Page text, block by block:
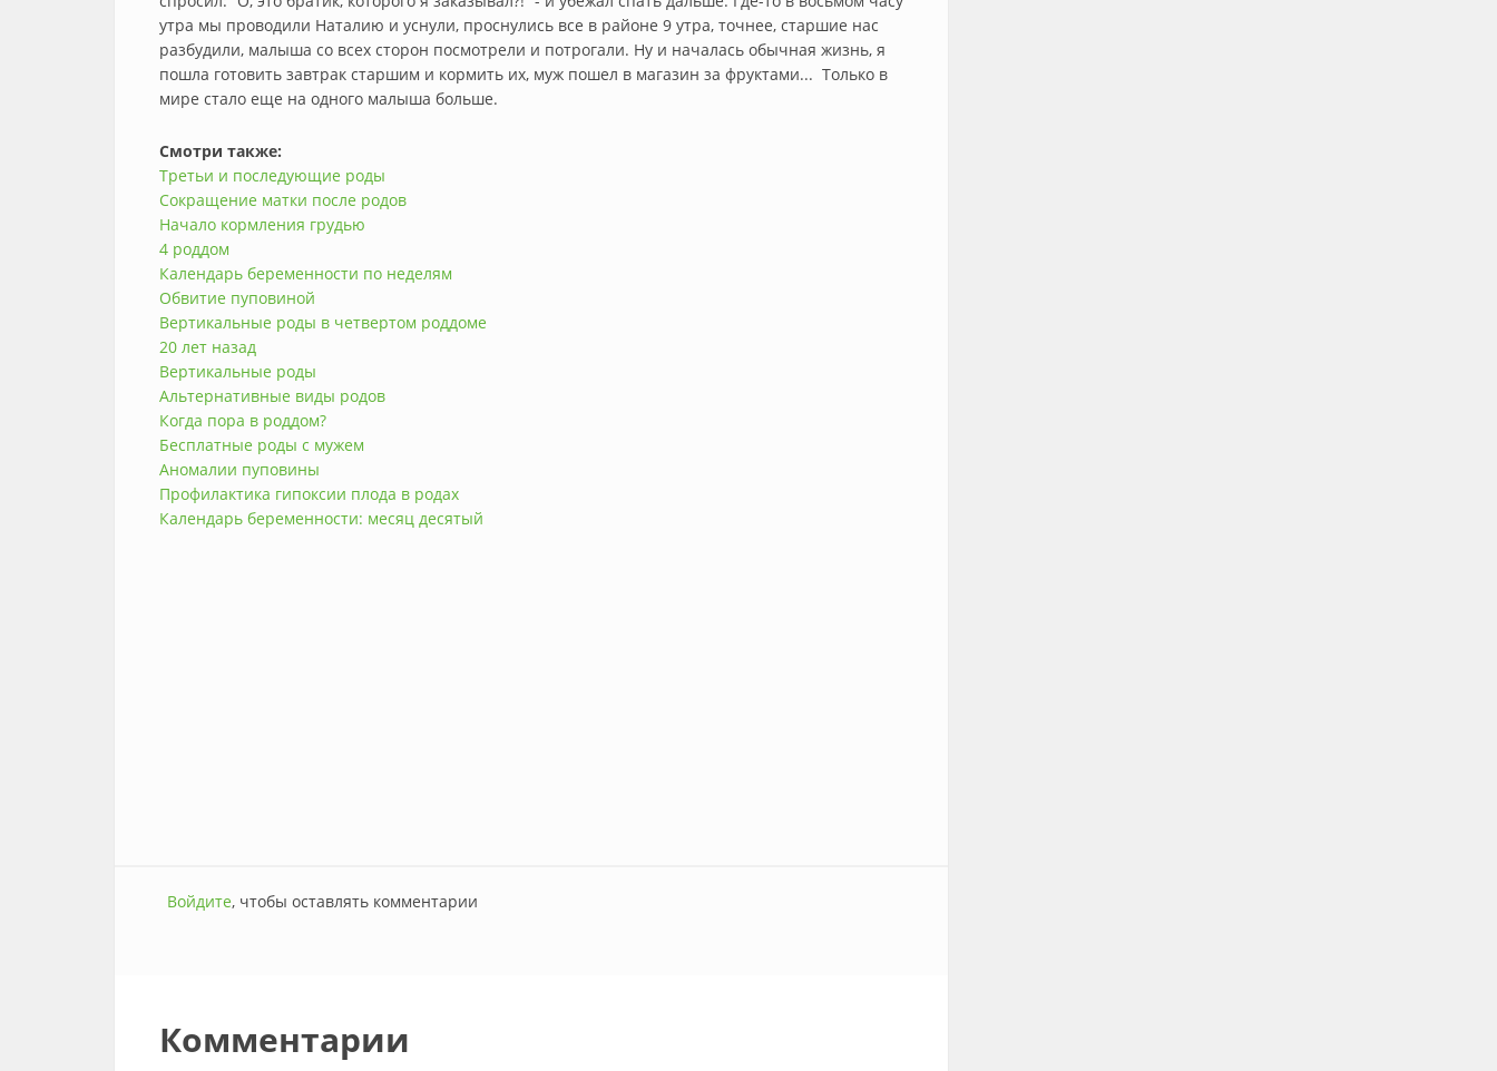
утра мы проводили Наталию и уснули, проснулись все в районе 9 утра, точнее, старшие нас
разбудили, малыша со всех сторон посмотрели и потрогали. Ну и началась обычная жизнь, я
пошла готовить завтрак старшим и кормить их, муж пошел в магазин за фруктами... Только в
мире стало еще на одного малыша больше.
Смотри также:
Третьи и последующие роды
Сокращение матки после родов
Начало кормления грудью
4 роддом
Календарь беременности по неделям
Обвитие пуповиной
Вертикальные роды в четвертом роддоме
20 лет назад
Вертикальные роды
Альтернативные виды родов
Когда пора в роддом?
Бесплатные роды с мужем
Аномалии пуповины
Профилактика гипоксии плода в родах
Календарь беременности: месяц десятый
Войдите, чтобы оставлять комментарии
Комментарии